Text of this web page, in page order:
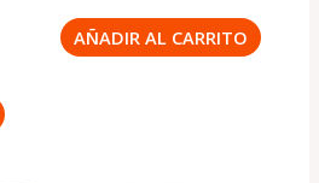
AÑADIR AL CARRITO